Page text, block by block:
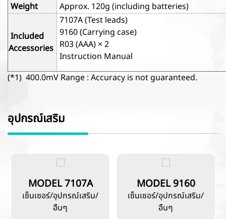
Weight
Approx. 120g (including batteries)
Included
Accessories
7107A (Test leads)
9160 (Carrying case)
R03 (AAA) × 2
Instruction Manual
(*1) 400.0mV Range : Accuracy is not guaranteed.
อุปกรณ์เสริม
MODEL 7107A
เซ็นเซอร์/อุปกรณ์เสริม/
อื่นๆ
MODEL 9160
เซ็นเซอร์/อุปกรณ์เสริม/
อื่นๆ